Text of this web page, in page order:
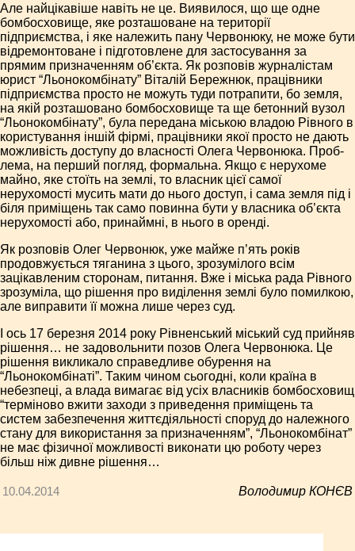
Але найцікавіше навіть не це. Виявилося, що ще одне
бомбосховище, яке розташоване на території
підприємства, і яке належить пану Червонюку, не може бути
відремонтоване і підготовлене для застосування за
прямим призначенням об’єкта. Як розповів журналістам
юрист “Льонокомбінату” Віталій Бережнюк, працівники
підприємства просто не можуть туди потрапити, бо земля,
на якій розташовано бомбосховище та ще бетонний вузол
“Льонокомбінату”, була передана міською владою Рівного в
користування іншій фірмі, працівники якої просто не дають
можливість доступу до власності Олега Червонюка. Проб­
лема, на перший погляд, формальна. Якщо є нерухоме
майно, яке стоїть на землі, то власник цієї самої
нерухомості мусить мати до нього доступ, і сама земля під і
біля приміщень так само повинна бути у власника об’єкта
нерухомості або, принаймні, в нього в оренді.
Як розповів Олег Червонюк, уже майже п’ять років
продовжується тяганина з цього, зрозумілого всім
зацікавленим сторонам, питання. Вже і міська рада Рівного
зрозуміла, що рішення про виділення землі було помилкою,
але виправити її можна лише через суд.
І ось 17 березня 2014 року Рівненський міський суд прийняв
рішення… не задовольнити позов Олега Червонюка. Це
рішення викликало справедливе обурення на
“Льонокомбінаті”. Таким чином сьогодні, коли країна в
небезпеці, а влада вимагає від усіх власників бомбосховищ
“терміново вжити заходи з приведення приміщень та
систем забезпечення життєдіяльності споруд до належного
стану для використання за призначенням”, “Льонокомбінат”
не має фізичної можливості виконати цю роботу через
більш ніж дивне рішення…
10.04.2014 Володимир КОНЄВ